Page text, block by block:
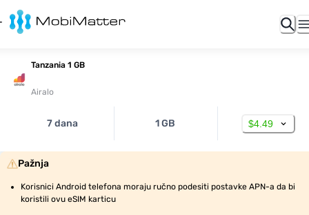
Tanzania 1 GB
Airalo
7 dana 1 GB $4.49
Pažnja
Korisnici Android telefona moraju ručno podesiti postavke APN-a da bi
koristili ovu eSIM karticu